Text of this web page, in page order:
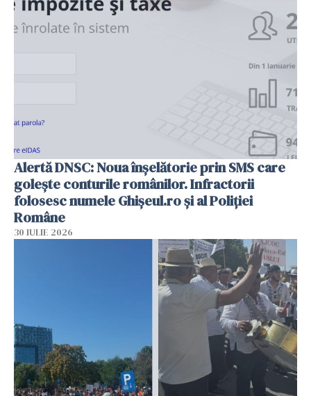
Alertă DNSC: Noua înșelătorie prin SMS care
golește conturile românilor. Infractorii
folosesc numele Ghișeul.ro și al Poliției
Române
30 IULIE 2026